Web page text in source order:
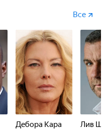
Все
Дебора Кара
Лив